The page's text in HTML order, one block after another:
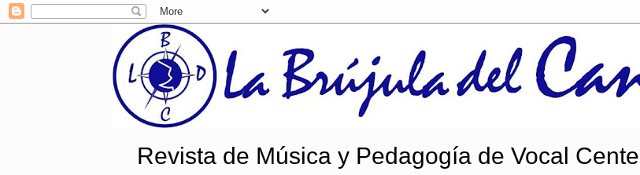
Revista de Música y Pedagogía de Vocal